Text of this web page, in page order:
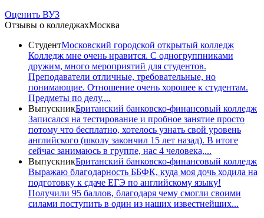
Оценить ВУЗ
Отзывы о колледжахМосква
СтудентМосковский городской открытый колледж
Колледж мне очень нравится. С одногруппниками
дружим, много мероприятий для студентов.
Преподаватели отличные, требовательные, но
понимающие. Отношение очень хорошее к студентам.
Предметы по делу,...
ВыпускникБританский банковско-финансовый колледж
Записался на тестирование и пробное занятие просто
потому что бесплатно, хотелось узнать свой уровень
английского (школу закончил 15 лет назад). В итоге
сейчас занимаюсь в группе, нас 4 человека,...
ВыпускникБританский банковско-финансовый колледж
Выражаю благодарность ББФК, куда моя дочь ходила на
подготовку к сдаче ЕГЭ по английскому языку!
Получили 95 баллов, благодаря чему смогли своими
силами поступить в один из наших известнейших...